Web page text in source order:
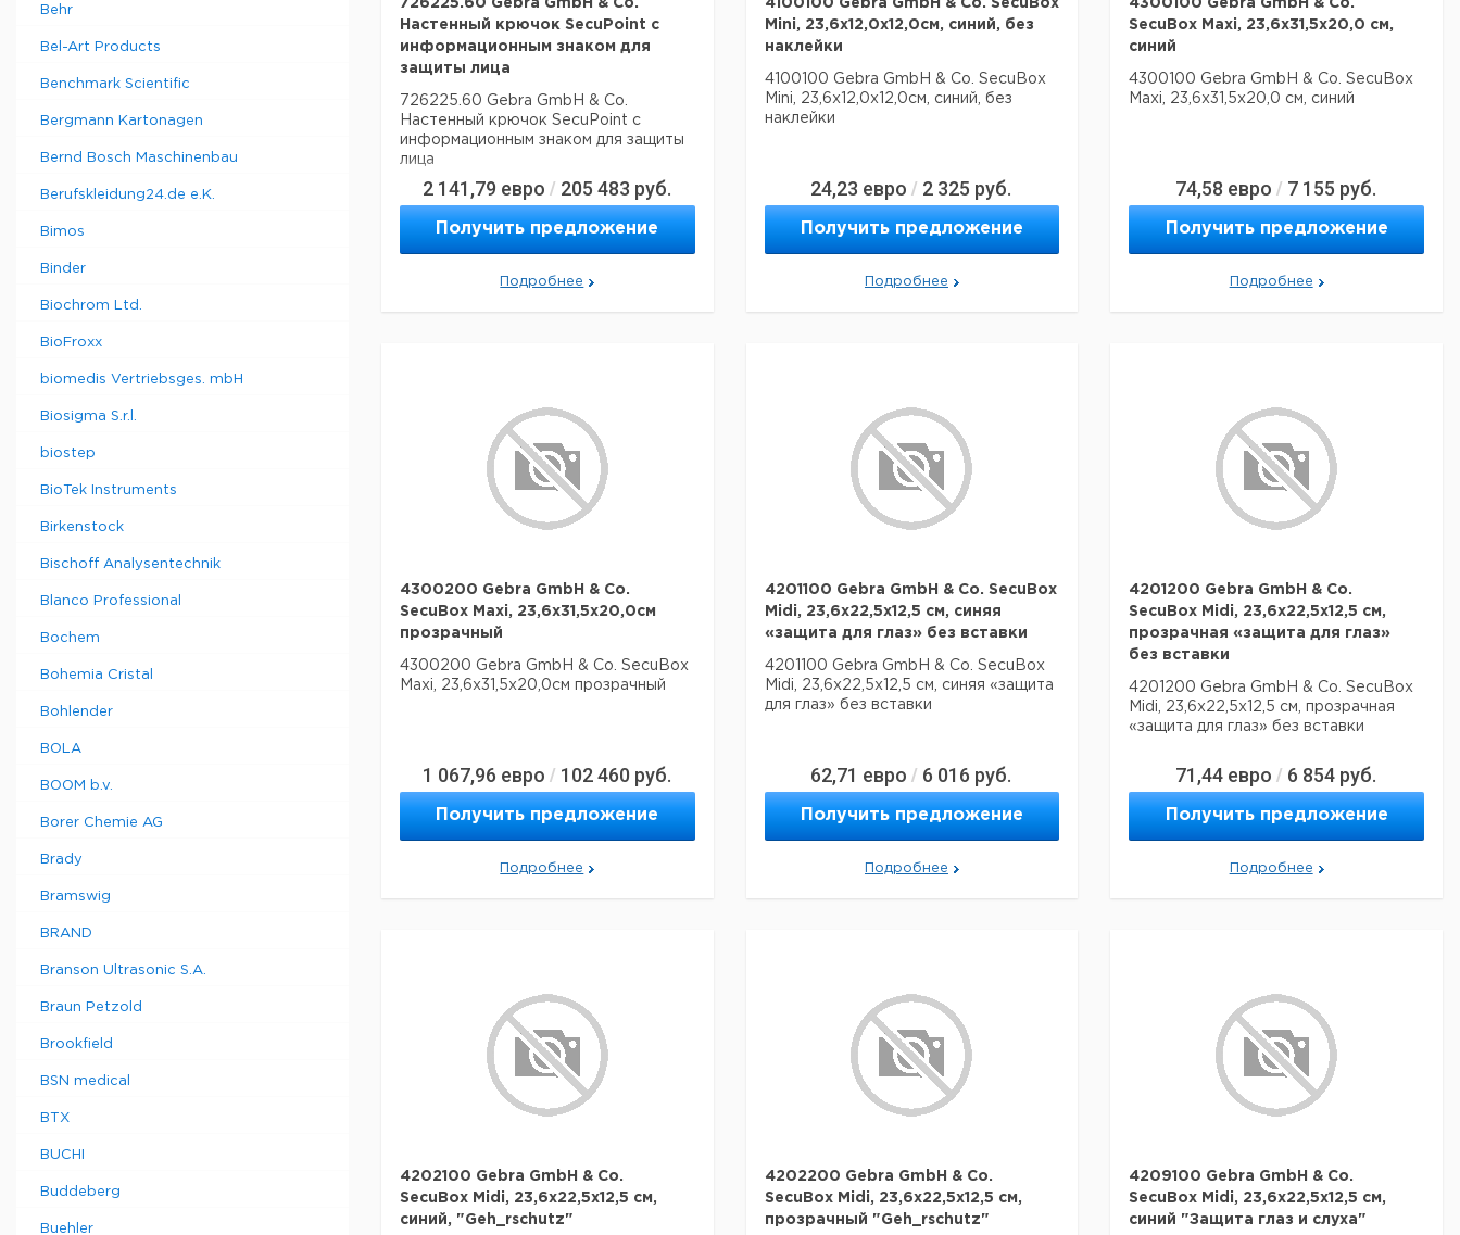
Behr
Bel-Art Products
Benchmark Scientific
Bergmann Kartonagen
Bernd Bosch Maschinenbau
Berufskleidung24.de e.K.
Bimos
Binder
Biochrom Ltd.
BioFroxx
biomedis Vertriebsges. mbH
Biosigma S.r.l.
biostep
BioTek Instruments
Birkenstock
Bischoff Analysentechnik
Blanco Professional
Bochem
Bohemia Cristal
Bohlender
BOLA
BOOM b.v.
Borer Chemie AG
Brady
Bramswig
BRAND
Branson Ultrasonic S.A.
Braun Petzold
Brookfield
BSN medical
BTX
BUCHI
Buddeberg
Buehler
726225.60 Gebra GmbH & Co.
Настенный крючок SecuPoint с
информационным знаком для
защиты лица
726225.60 Gebra GmbH & Co.
Настенный крючок SecuPoint с
информационным знаком для защиты
лица
2 141,79 евро / 205 483 руб.
Получить предложение
Подробнее
4100100 Gebra GmbH & Co. SecuBox
Mini, 23,6x12,0x12,0см, синий, без
наклейки
4100100 Gebra GmbH & Co. SecuBox
Mini, 23,6x12,0x12,0см, синий, без
наклейки
24,23 евро / 2 325 руб.
Получить предложение
Подробнее
4300100 Gebra GmbH & Co.
SecuBox Maxi, 23,6x31,5x20,0 см,
синий
4300100 Gebra GmbH & Co. SecuBox
Maxi, 23,6x31,5x20,0 см, синий
74,58 евро / 7 155 руб.
Получить предложение
Подробнее
4300200 Gebra GmbH & Co.
SecuBox Maxi, 23,6x31,5x20,0см
прозрачный
4300200 Gebra GmbH & Co. SecuBox
Maxi, 23,6x31,5x20,0см прозрачный
1 067,96 евро / 102 460 руб.
Получить предложение
Подробнее
4201100 Gebra GmbH & Co. SecuBox
Midi, 23,6x22,5x12,5 см, синяя
«защита для глаз» без вставки
4201100 Gebra GmbH & Co. SecuBox
Midi, 23,6x22,5x12,5 см, синяя «защита
для глаз» без вставки
62,71 евро / 6 016 руб.
Получить предложение
Подробнее
4201200 Gebra GmbH & Co.
SecuBox Midi, 23,6x22,5x12,5 см,
прозрачная «защита для глаз»
без вставки
4201200 Gebra GmbH & Co. SecuBox
Midi, 23,6x22,5x12,5 см, прозрачная
«защита для глаз» без вставки
71,44 евро / 6 854 руб.
Получить предложение
Подробнее
4202100 Gebra GmbH & Co.
SecuBox Midi, 23,6x22,5x12,5 см,
синий, "Geh_rschutz"
4202200 Gebra GmbH & Co.
SecuBox Midi, 23,6x22,5x12,5 см,
прозрачный "Geh_rschutz"
4209100 Gebra GmbH & Co.
SecuBox Midi, 23,6x22,5x12,5 см,
синий "Защита глаз и слуха"